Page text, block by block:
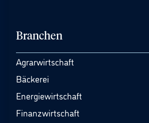
Branchen
Agrarwirtschaft
Bäckerei
Energiewirtschaft
Finanzwirtschaft